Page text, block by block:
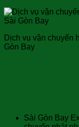
Dịch vụ vận chuyển
Gòn Bay
Sài Gòn Bay